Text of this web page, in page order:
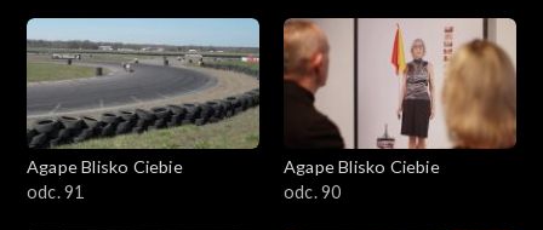
Agape Blisko Ciebie
odc. 91
Agape Blisko Ciebie
odc. 90